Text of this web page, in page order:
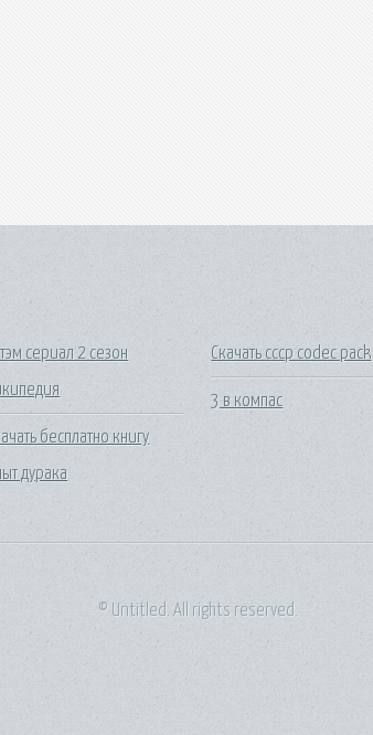
сериал 2 сезон
бесплатно книгу
дурака
Скачать cccp codec pack
3 в компас
© Untitled. All rights reserved.